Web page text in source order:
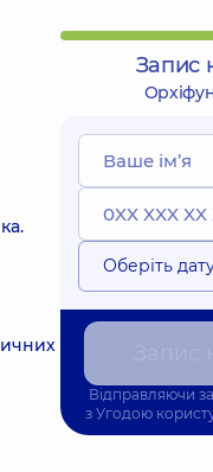
Запис
Оберіть
Відправляючи
з Угодою